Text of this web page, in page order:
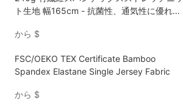
ト生地 幅165cm - 抗菌性、通気性に優れ、
に最適
から $
FSC/OEKO TEX Certificate Bamboo
Spandex Elastane Single Jersey Fabric
から $